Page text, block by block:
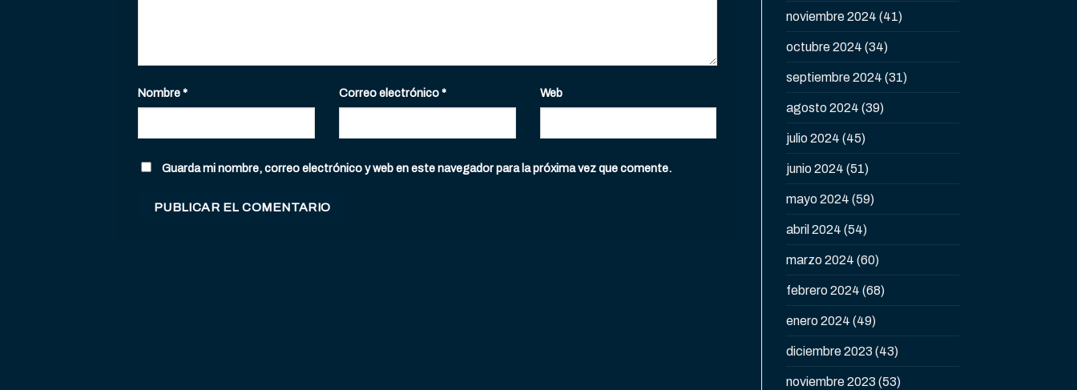
Nombre* Correo electrónico* Web
Guarda mi nombre, correo electrónico y web en este navegador para la próxima vez que comente.
noviembre 2024 (41)
octubre 2024 (34)
septiembre 2024 (31)
agosto 2024 (39)
julio 2024 (45)
junio 2024 (51)
mayo 2024 (59)
abril 2024 (54)
marzo 2024 (60)
febrero 2024 (68)
enero 2024 (49)
diciembre 2023 (43)
noviembre 2023 (53)